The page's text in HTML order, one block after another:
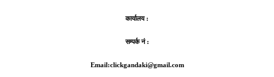
कार्यालय :
सम्पर्क नं :
Email:clickgandaki@gmail.com